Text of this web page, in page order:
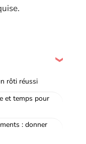
rôti réussi
et temps pour
: donner